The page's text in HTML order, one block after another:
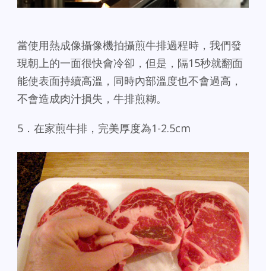
當使用熱成像攝像機拍攝煎牛排過程時，我們發
現朝上的一面很快會冷卻，但是，隔15秒就翻面
能使表面持續高溫，同時內部溫度也不會過高，
不會造成肉汁損失，牛排煎糊。
5．在家煎牛排，完美厚度為1-2.5cm